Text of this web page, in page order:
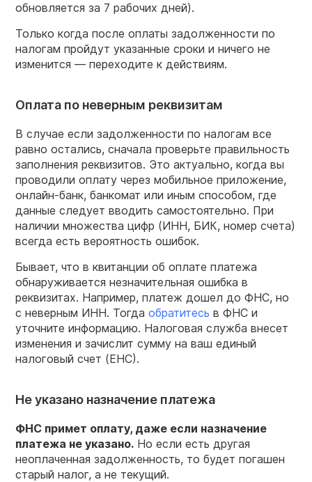
обновляется за 7 рабочих дней).
Только когда после оплаты задолженности по
налогам пройдут указанные сроки и ничего не
изменится — переходите к действиям.
Оплата по неверным реквизитам
В случае если задолженности по налогам все
равно остались, сначала проверьте правильность
заполнения реквизитов. Это актуально, когда вы
проводили оплату через мобильное приложение,
онлайн-банк, банкомат или иным способом, где
данные следует вводить самостоятельно. При
наличии множества цифр (ИНН, БИК, номер счета)
всегда есть вероятность ошибок.
Бывает, что в квитанции об оплате платежа
обнаруживается незначительная ошибка в
реквизитах. Например, платеж дошел до ФНС, но
с неверным ИНН. Тогда обратитесь в ФНС и
уточните информацию. Налоговая служба внесет
изменения и зачислит сумму на ваш единый
налоговый счет (ЕНС).
Не указано назначение платежа
ФНС примет оплату, даже если назначение
платежа не указано. Но если есть другая
неоплаченная задолженность, то будет погашен
старый налог, а не текущий.